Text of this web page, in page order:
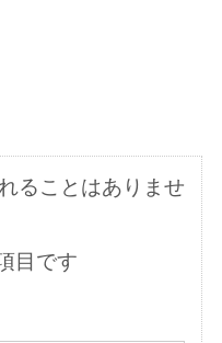
ることはありませ
目です